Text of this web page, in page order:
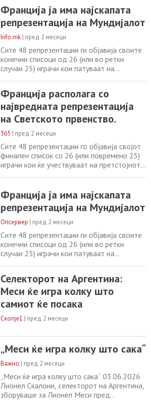
Светско првенство. Затоа, ова е вистинско
време да се споредат голем број
статистики, а една од најинтересните
секогаш се однесува на вредностите на
играчите.
Франција ја има најскапата
репрезентација на Мундијалот
Info.mk | пред 2 месеци
Сите 48 репрезентации ги објавија своите
конечни списоци од 26 (или во ретки
случаи 25) играчи кои патуваат на
голем број статистики, а една од
најинтересните секогаш се однесува на
вредностите на играчите. Според
Transfermarkt , најпопуларната платформа
за проценка на вредноста
Франција располага со
највредната репрезентација
на Светското првенство.
365 | пред 2 месеци
Сите 48 репрезентации го објавија својот
финален список со 26 (или повремено 25)
играчи кои ќе учествуваат на претстојното
статистички податоци, а една од
најинтересните секогаш се однесува на
вредноста на фудбалерите. Според
најпознатата платформа за проценка на
вредностите
Франција ја има најскапата
репрезентација на Мундијалот
Опсервер | пред 2 месеци
Сите 48 репрезентации ги објавија своите
конечни списоци од 26 (или во ретки
случаи 25) играчи кои патуваат на
голем број статистики, а една од
најинтересните секогаш се однесува на
вредностите на играчите. Според
Transfermarkt , најпопуларната платформа
за проценка на вредноста
Селекторот на Аргентина:
Меси ќе игра колку што
самиот ќе посака
Скопје1 | пред 2 месеци
„Меси ќе игра колку што сака“
Важно | пред 2 месеци
„Меси ќе игра колку што сака“ 03.06.2026
Лионел Скалони, селекторот на Аргентина,
зборуваше за Лионел Меси пред